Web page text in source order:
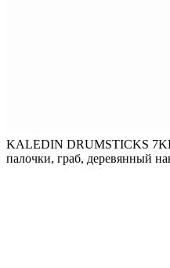
KALEDIN DRUMSTICKS
палочки, граб, деревянный